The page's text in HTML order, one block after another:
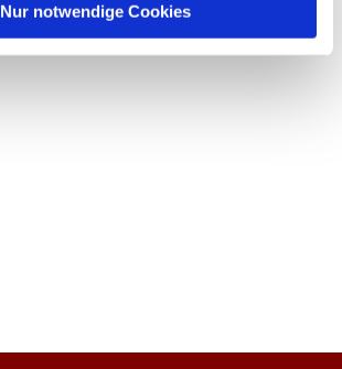
Nur notwendige Cookies